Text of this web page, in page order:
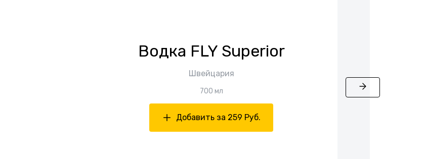
Водка FLY Superior
Швейцария
700 мл
Добавить за 259 Руб.